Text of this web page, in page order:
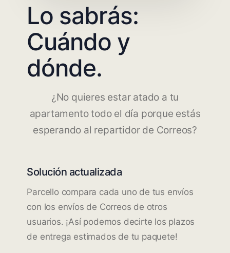
Lo sabrás:
Cuándo y
dónde.
¿No quieres estar atado a tu
apartamento todo el día porque estás
esperando al repartidor de Correos?
Solución actualizada
Parcello compara cada uno de tus envíos
con los envíos de Correos de otros
usuarios. ¡Así podemos decirte los plazos
de entrega estimados de tu paquete!